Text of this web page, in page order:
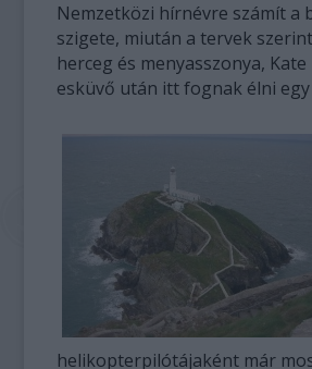
Nemzetközi hírnévre számít a
szigete, miután a tervek
herceg és menyasszonya,
esküvő után itt fognak élni
helikopterpilótájaként már